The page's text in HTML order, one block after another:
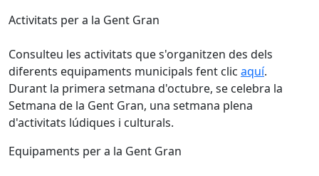
Activitats per a la Gent Gran
Consulteu les activitats que s'organitzen des dels
diferents equipaments municipals fent clic aquí.
Durant la primera setmana d'octubre, se celebra la
Setmana de la Gent Gran, una setmana plena
d'activitats lúdiques i culturals.
Equipaments per a la Gent Gran